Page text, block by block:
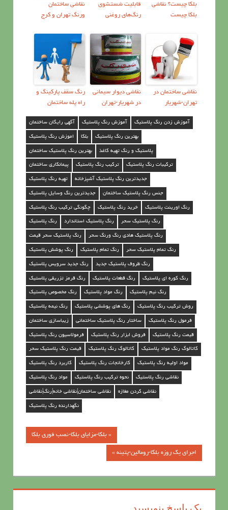
بلکا چیست؟ نقاشی
بلکا چیست
قابليت شستشوی
رنگ‌هاي روغنی
نقاشي ساختمان
ورنگ تهران و کرج
نقاشی ساختمان در
تهران-شهریار
نقاشی دیوار سیمانی
در شهریار-تهران
رنگ سقف پارکینگ و
راه پله ساختمان
آگهی رایگان ساختمان آموزش رنگ پلاستیک آموزش زدن رنگ پلاستیک
اموزش رنگ پلاستیک بلکا بهترین رنگ پلاستیک
بهترین رنگ پلاستیک ساختمان پلاستیک و رنگ تهیه کاغذ
پیمانکاری ساختمان ترکیب رنگ پلاستیک ترکیبات رنگ پلاستیک
تهیه رنگ پلاستیک جدیدترین رنگ پلاستیک آشپزخانه
جدیدترین رنگ وسایل پلاستیک جنس رنگ پلاستیک ساختمان
چگونگی ترکیب رنگ پلاستیک خرید رنگ پلاستیک رنگ اورینت پلاستیک
رنگ پلاستیک رنگ پلاستیک استاندارد رنگ پلاستیک سحر
رنگ پلاستیک سحر قیمت رنگ پلاستیک هادی رنگ ورنگ سحر
رنگ پوشش پلاستیک رنگ تمام پلاستیک رنگ تمام پلاستیک سحر
رنگ جدید سرویس پلاستیک رنگ ظروف پلاستیک جدید
رنگ قرمز تزریقی پلاستیک رنگ قطعات پلاستیک رنگ کوره ای پلاستیک
رنگ مخصوص پلاستیک رنگ مواد پلاستیک رنگ نیم پلاستیک
رنگ نیمه پلاستیک رنگ های پوششی پلاستیک روش ترکیب رنگ پلاستیک
زیباسازی ساختمان ساختار رنگ پلاستیک ساختمانی فرمول رنگ پلاستیک
فرمولاسیون رنگ پلاستیک فروش ابزار رنگ پلاستیک قیمت رنگ پلاستیک
قیمت رنگ پلاستیک سحر کاتالوگ رنگ پلاستیک کاتالوگ رنگ مواد پلاستیک
کاربرد رنگ پلاستیک کارخانجات رنگ پلاستیک مواد اولیه رنگ پلاستیک
مواد رنگ پلاستیک نحوه ترکیب رنگ پلاستیک نقاشی رنگ پلاستیک
نقاشی ساختمان|نقاشی خانه|رنگ|نقاشی نقاشی کردن مغازه
نگهدارنده رنگ پلاستیک
راهبری
« بلکا-مزایای بلکا-نصب فوری بلکا
اجرای یک روزه بلکا-رومالین-پتینه »